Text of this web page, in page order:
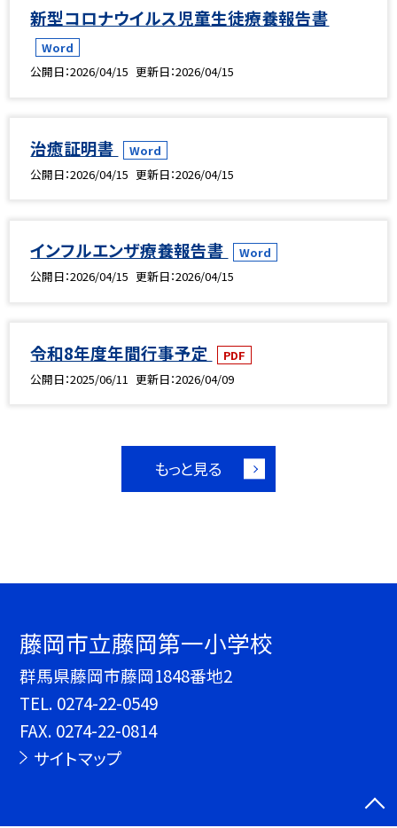
新型コロナウイルス児童生徒療養報告書
Word
公開日 2026/04/15 更新日 2026/04/15
治癒証明書
Word
公開日 2026/04/15 更新日 2026/04/15
インフルエンザ療養報告書
Word
公開日 2026/04/15 更新日 2026/04/15
令和8年度年間行事予定
PDF
公開日 2025/06/11 更新日 2026/04/09
もっと見る
藤岡市立藤岡第一小学校
群馬県藤岡市藤岡1848番地2
TEL. 0274-22-0549
FAX. 0274-22-0814
サイトマップ